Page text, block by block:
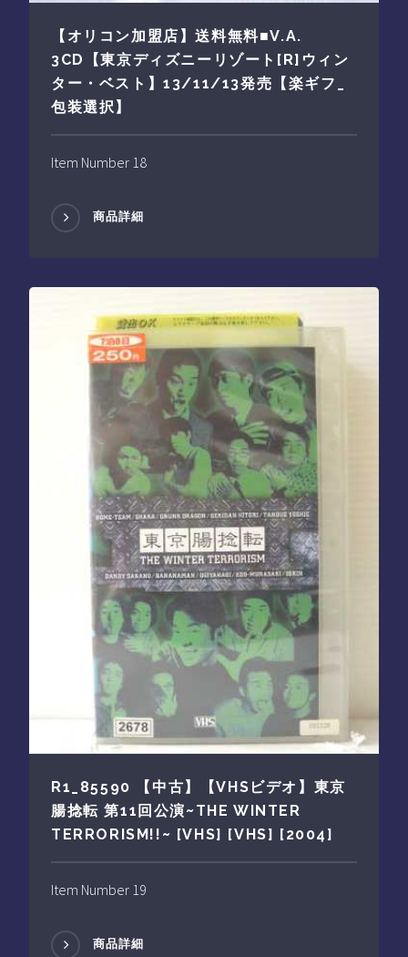
【オリコン加盟店】送料無料■V.A.
3CD【東京ディズニーリゾート[R]ウィン
ター・ベスト】13/11/13発売【楽ギフ_
包装選択】
Item Number 18
商品詳細
R1_85590 【中古】【VHSビデオ】東京
腸捻転 第11回公演~THE WINTER
TERRORISM!!~ [VHS] [VHS] [2004]
Item Number 19
商品詳細